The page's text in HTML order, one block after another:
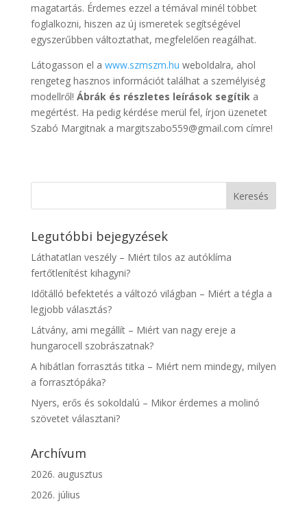
magatartás. Érdemes ezzel a témával minél többet
foglalkozni, hiszen az új ismeretek segítségével
egyszerűbben változtathat, megfelelően reagálhat.
Látogasson el a www.szmszm.hu weboldalra, ahol
rengeteg hasznos információt találhat a személyiség
modellről! Ábrák és részletes leírások segítika
megértést. Ha pedig kérdése merül fel, írjon üzenetet
Szabó Margitnak a margitszabo559@gmail.com címre!
Legutóbbi bejegyzések
Láthatatlan veszély – Miért tilos az autóklíma
fertőtlenítést kihagyni?
Időtálló befektetés a változó világban – Miért a tégla a
legjobb választás?
Látvány, ami megállít – Miért van nagy ereje a
hungarocell szobrászatnak?
A hibátlan forrasztás titka – Miért nem mindegy, milyen
a forrasztópáka?
Nyers, erős és sokoldalú – Mikor érdemes a molinó
szövetet választani?
Archívum
2026. augusztus
2026. július